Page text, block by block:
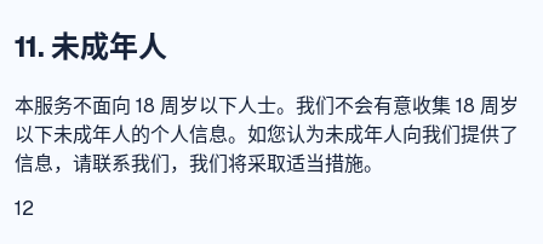
11. 未成年人
本服务不面向 18 周岁以下人士。我们不会有意收集 18 周岁
以下未成年人的个人信息。如您认为未成年人向我们提供了
信息，请联系我们，我们将采取适当措施。
12